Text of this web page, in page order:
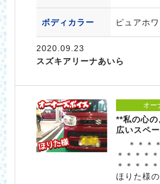
ボディカラー ピュアホ
2020.09.23
スズキアリーナあいら
オー
**私の心
広いスペ
＊＊＊＊
＊＊＊＊
＊＊＊＊
ほりた様